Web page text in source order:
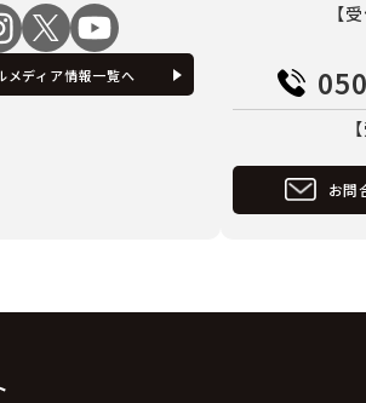
メディア情報一覧へ
【
お問